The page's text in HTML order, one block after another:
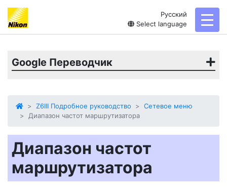
Русский
Select language
Google Переводчик
Z6III Подробное руководство
Сетевое меню
Диапазон частот маршрутизатора
Диапазон частот
маршрутизатора